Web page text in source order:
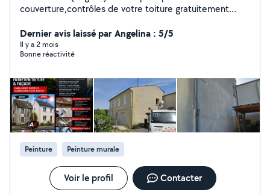
couverture,contrôles de votre toiture gratuitement
arbuste,abattage ettetage -nacelle a ma disposition
caces pemp valide pour un travail en toute sécurité
Dernier avis laissé par Angelina : 5/5
Il y a 2 mois
Bonne réactivité
Peinture Peinture murale
Voir le profil Contacter